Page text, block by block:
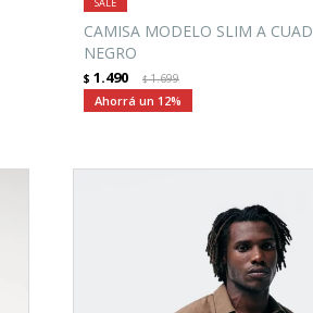
CAMISA MODELO SLIM A
NEGRO
$ 1.490 $1.699
12